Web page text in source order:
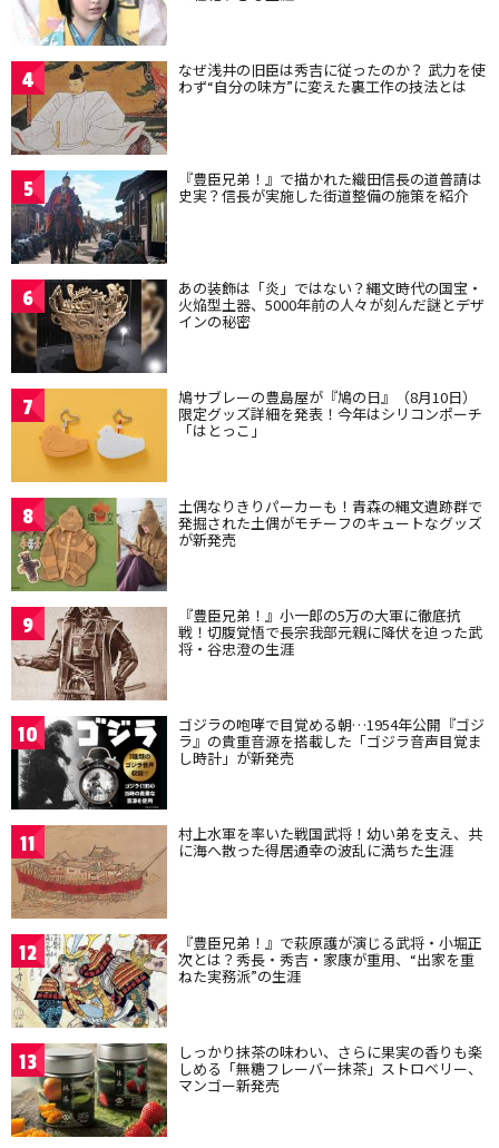
4 なぜ浅井の旧臣は秀吉に従ったのか？ 武力を使
わず“自分の味方”に変えた裏工作の技法とは
5 『豊臣兄弟！』で描かれた織田信長の道普請は
史実？信長が実施した街道整備の施策を紹介
6 あの装飾は「炎」ではない？縄文時代の国宝・
火焔型土器、5000年前の人々が刻んだ謎とデザ
インの秘密
7 鳩サブレーの豊島屋が『鳩の日』（8月10日）
限定グッズ詳細を発表！今年はシリコンポーチ
「はとっこ」
8 土偶なりきりパーカーも！青森の縄文遺跡群で
発掘された土偶がモチーフのキュートなグッズ
が新発売
9 『豊臣兄弟！』小一郎の5万の大軍に徹底抗
戦！切腹覚悟で長宗我部元親に降伏を迫った武
将・谷忠澄の生涯
10 ゴジラの咆哮で目覚める朝…1954年公開『ゴジ
ラ』の貴重音源を搭載した「ゴジラ音声目覚ま
し時計」が新発売
11 村上水軍を率いた戦国武将！幼い弟を支え、共
に海へ散った得居通幸の波乱に満ちた生涯
12 『豊臣兄弟！』で萩原護が演じる武将・小堀正
次とは？秀長・秀吉・家康が重用、“出家を重
ねた実務派”の生涯
13 しっかり抹茶の味わい、さらに果実の香りも楽
しめる「無糖フレーバー抹茶」ストロベリー、
マンゴー新発売